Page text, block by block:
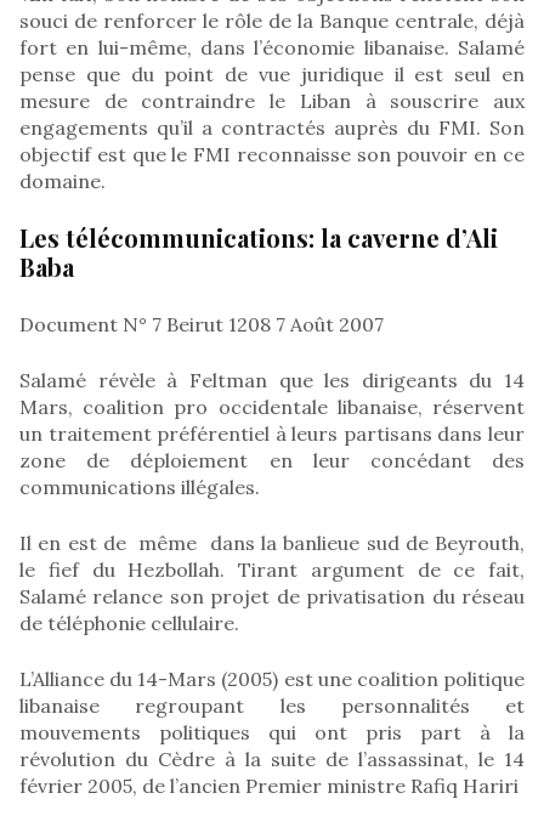
souci de renforcer le rôle de la Banque centrale, déjà
fort en lui-même, dans l’économie libanaise. Salamé
pense que du point de vue juridique il est seul en
mesure de contraindre le Liban à souscrire aux
engagements qu’il a contractés auprès du FMI. Son
objectif est que le FMI reconnaisse son pouvoir en ce
domaine.
Les télécommunications: la caverne d’Ali
Baba
Document N° 7 Beirut 1208 7 Août 2007
Salamé révèle à Feltman que les dirigeants du 14
Mars, coalition pro occidentale libanaise, réservent
un traitement préférentiel à leurs partisans dans leur
zone de déploiement en leur concédant des
communications illégales.
Il en est de même dans la banlieue sud de Beyrouth,
le fief du Hezbollah. Tirant argument de ce fait,
Salamé relance son projet de privatisation du réseau
de téléphonie cellulaire.
L’Alliance du 14-Mars (2005) est une coalition politique
libanaise regroupant les personnalités et
mouvements politiques qui ont pris part à la
révolution du Cèdre à la suite de l’assassinat, le 14
février 2005, de l’ancien Premier ministre Rafiq Hariri